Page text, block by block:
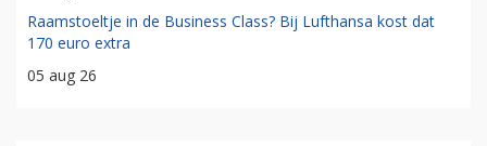
Raamstoeltje in de Business Class? Bij Lufthansa kost dat
170 euro extra
05 aug 26